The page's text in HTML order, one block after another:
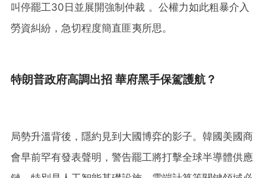
叫停罷工30日並展開強制仲裁 。公權力如此粗暴介入
勞資糾紛，急切程度簡直匪夷所思。
特朗普政府高調出招 華府黑手保駕護航？
局勢升溫背後，隱約見到大國博弈的影子。韓國美國商
會早前罕有發表聲明，警告罷工將打擊全球半導體供應